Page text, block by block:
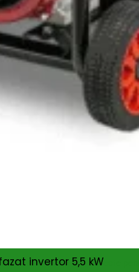
invertor 5,5 kW
noi produse direct în inboxul
bucură-te de beneficiile
Proiecte